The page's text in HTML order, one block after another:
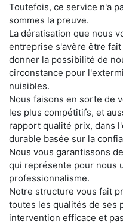
Toutefois, ce service n'a
sommes la preuve.
La dératisation que nous
entreprise s'avère être
donner la possibilité de
circonstance pour
nuisibles.
Nous faisons en sorte de
les plus compétitifs, et
rapport qualité prix, dans
durable basée sur la
Nous vous garantissons
qui représente pour nous
professionnalisme.
Notre structure vous fait
toutes les qualités de ses
intervention efficace et